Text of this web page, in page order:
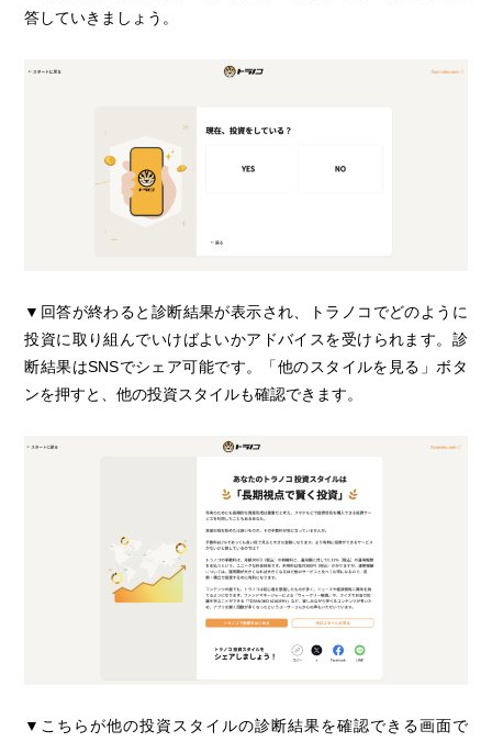
答していきましょう。
▼回答が終わると診断結果が表示され、トラノコでどのように
投資に取り組んでいけばよいかアドバイスを受けられます。診
断結果はSNSでシェア可能です。「他のスタイルを見る」ボタ
ンを押すと、他の投資スタイルも確認できます。
▼こちらが他の投資スタイルの診断結果を確認できる画面で